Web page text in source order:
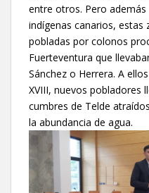
entre otros. Pero
indígenas canarios,
pobladas por colonos
Fuerteventura que
Sánchez o Herrera. A
XVIII, nuevos pobladores
cumbres de Telde
la abundancia de agua.